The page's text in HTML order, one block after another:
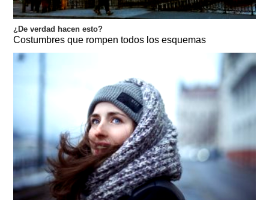
¿De verdad hacen esto?
Costumbres que rompen todos los esquemas